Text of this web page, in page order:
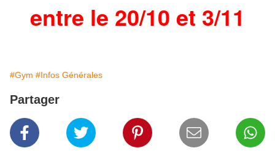
entre le 20/10 et 3/11
#Gym #Infos Générales
Partager